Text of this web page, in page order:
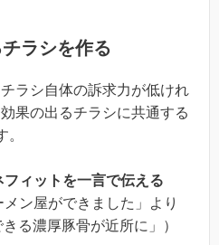
ラシを作る
ラシ自体の訴求力が低けれ
果の出るチラシに共通する
ィットを一言で伝える
メン屋ができました」より
る濃厚豚骨が近所に」）